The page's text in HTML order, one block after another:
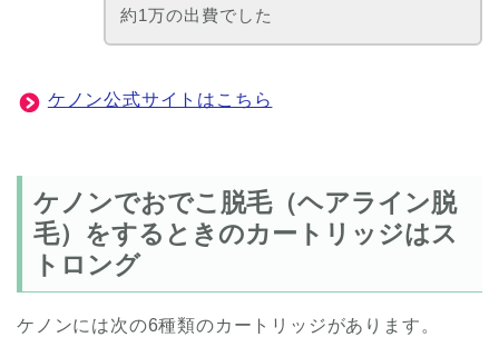
約1万の出費でした
ケノン公式サイトはこちら
ケノンでおでこ脱毛（ヘアライン脱
毛）をするときのカートリッジはス
トロング
ケノンには次の6種類のカートリッジがあります。